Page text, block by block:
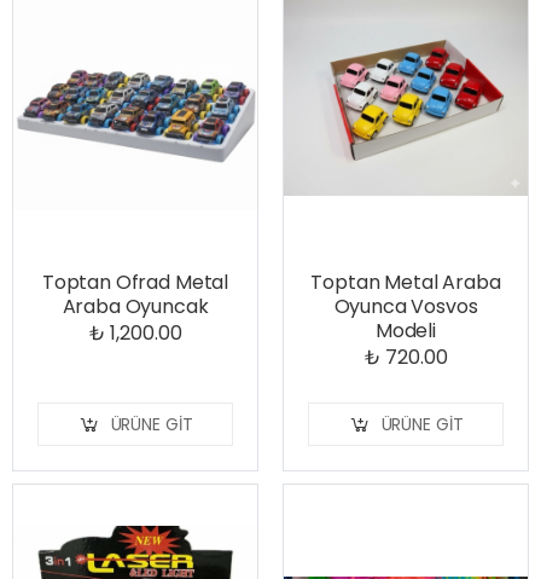
Toptan Ofrad Metal
Araba Oyuncak
₺ 1,200.00
ÜRÜNE GIT
Toptan Metal Araba
Oyunca Vosvos
Modeli
₺ 720.00
ÜRÜNE GIT